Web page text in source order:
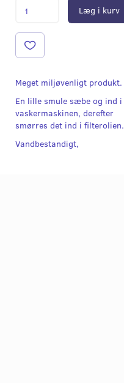
Læg i kurv
Meget miljøvenligt produkt.
En lille smule sæbe og ind i
vaskermaskinen, derefter
smørres det ind i filterolien.
Vandbestandigt,